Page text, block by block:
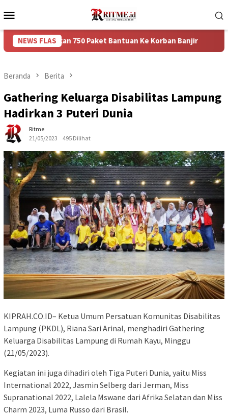
ke
Mobile
NEWS FLAS
750 Paket Bantuan Ke Korban Banjir Puncak
Beranda Berita
Gathering Keluarga Disabilitas Lampung
Hadirkan 3 Puteri Dunia
Ritme
21/05/2023
495 Dilihat
KIPRAH.CO.ID– Ketua Umum Persatuan Komunitas Disabilitas
Lampung (PKDL), Riana Sari Arinal, menghadiri Gathering
Keluarga Disabilitas Lampung di Rumah Kayu, Minggu
(21/05/2023).
Kegiatan ini juga dihadiri oleh Tiga Puteri Dunia, yaitu Miss
International 2022, Jasmin Selberg dari Jerman, Miss
Supranational 2022, Lalela Mswane dari Afrika Selatan dan Miss
Charm 2023, Luma Russo dari Brasil.